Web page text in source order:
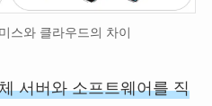
스와 클라우드의 차이
서버와 소프트웨어를 직